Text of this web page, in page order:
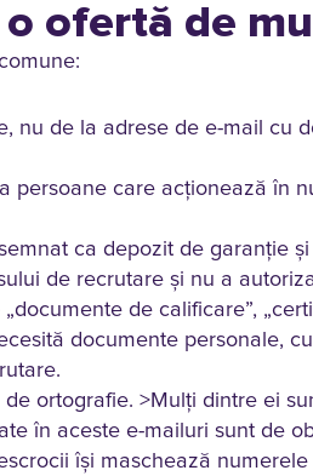
ofertă de
nu de la adrese de e-mail cu
persoane care acționează în
ca depozit de garanție
de recrutare și nu a
de calificare”,
documente personale,
ortografie. >Mulți dintre ei
în aceste e-mailuri sunt de
își maschează